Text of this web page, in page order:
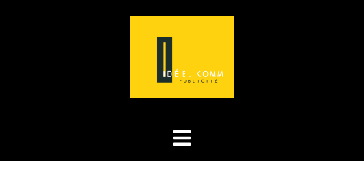
Ouvrir/fermer